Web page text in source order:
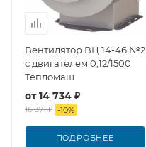
Вентилятор ВЦ 14-46 №2
с двигателем 0,12/1500
Тепломаш
от14 734 ₽
16 371 ₽ -10%
ПОДРОБНЕЕ